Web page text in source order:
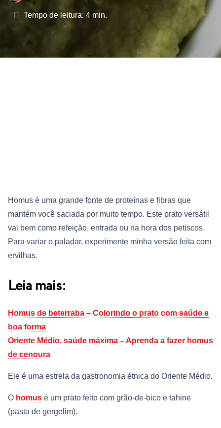
Tempo de leitura: 4 min.
Homus é uma grande fonte de proteínas e fibras que
mantém você saciada por muito tempo. Este prato versátil
vai bem como refeição, entrada ou na hora dos petiscos.
Para variar o paladar, experimente minha versão feita com
ervilhas.
Leia mais:
Homus de beterraba – Colorindo o prato com saúde e
boa forma
Oriente Médio, saúde máxima – Aprenda a fazer homus
de cenoura
Ele é uma estrela da gastronomia étnica do Oriente Médio.
O homus é um prato feito com grão-de-bico e tahine
(pasta de gergelim).